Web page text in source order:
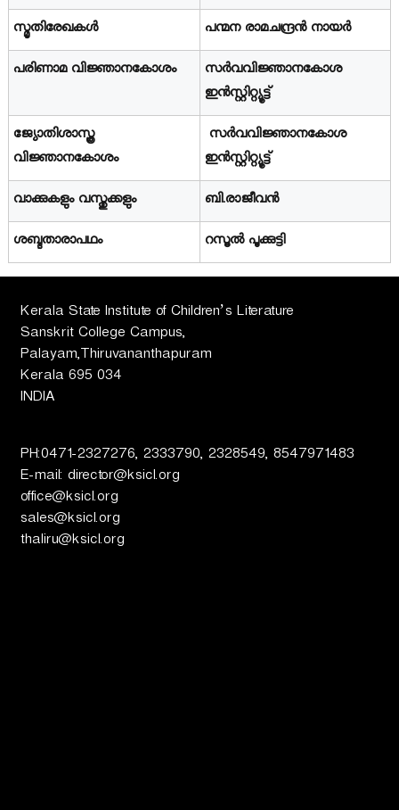
സ്മൃതിരേഖകള്‍
പന്മന രാമചന്ദ്രന്‍ നായര്‍
പരിണാമ വിജ്ഞാനകോശം
സര്‍വവിജ്ഞാനകോശ
ഇന്‍സ്റ്റിറ്റ്യൂട്ട്
ജ്യോതിശാസ്ത്ര
വിജ്ഞാനകോശം
സര്‍വവിജ്ഞാനകോശ
ഇന്‍സ്റ്റിറ്റ്യൂട്ട്
വാക്കുകളും വസ്തുക്കളും
ബി.രാജീവന്‍
ശബ്ദതാരാപഥം
റസൂല്‍ പൂക്കുട്ടി
Kerala State Institute of Children’s Literature
Sanskrit College Campus,
Palayam,Thiruvananthapuram
Kerala 695 034
INDIA
PH:0471-2327276, 2333790, 2328549, 8547971483
E-mail: director@ksicl.org
office@ksicl.org
sales@ksicl.org
thaliru@ksicl.org